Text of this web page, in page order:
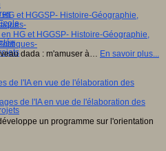
et HGGSP- Histoire-Géographie,
dada : m'amuser à… En savoir plus...
de l'IA en vue de l'élaboration des
un programme sur l'orientation